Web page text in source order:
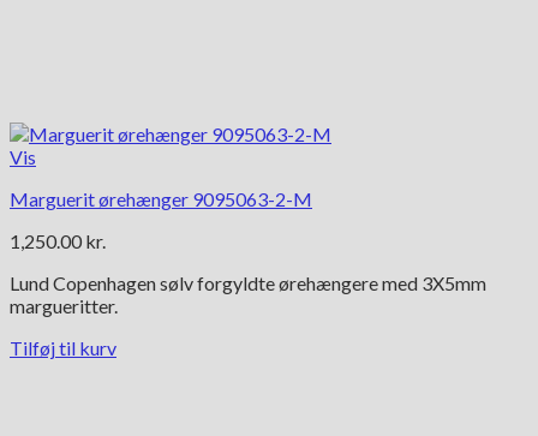
Vis
Marguerit ørehænger 9095063-2-M
1,250.00 kr.
Lund Copenhagen sølv forgyldte ørehængere med 3X5mm
margueritter.
Tilføj til kurv